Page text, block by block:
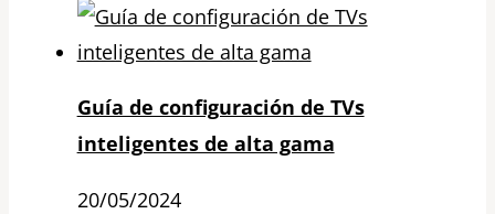
Guía de configuración de TVs
inteligentes de alta gama
20/05/2024